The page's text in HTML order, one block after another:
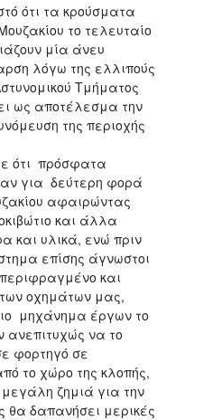
ότι τα κρούσματα
το τελευταίο
μία άνευ
λόγω της ελλιπούς
Τμήματος
ως αποτέλεσμα την
της περιοχής
ότι πρόσφατα
για δεύτερη φορά
αφαιρώντας
και άλλα
και υλικά, ενώ πριν
επίσης άγνωστοι
και
οχημάτων μας,
μηχάνημα έργων το
ανεπιτυχώς να το
φορτηγό σε
το χώρο της κλοπής,
ζημιά για την
θα δαπανήσει μερικές